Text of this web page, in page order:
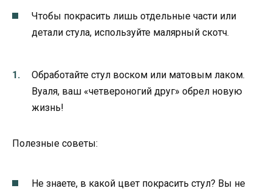
Чтобы покрасить лишь отдельные части или
детали стула, используйте малярный скотч.
Обработайте стул воском или матовым лаком.
Вуаля, ваш «четвероногий друг» обрел новую
жизнь!
Полезные советы:
Не знаете, в какой цвет покрасить стул? Вы не